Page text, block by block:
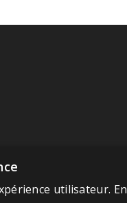
utilisateur. En